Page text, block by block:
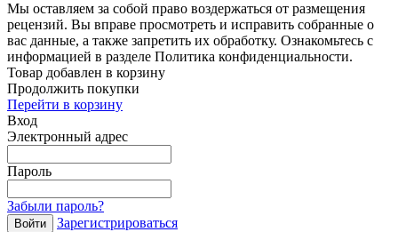
Мы оставляем за собой право воздержаться от размещения
рецензий. Вы вправе просмотреть и исправить собранные о
вас данные, а также запретить их обработку. Ознакомьтесь с
информацией в разделе Политика конфиденциальности.
Товар добавлен в корзину
Продолжить покупки
Перейти в корзину
Вход
Электронный адрес
Пароль
Забыли пароль?
Войти
Зарегистрироваться